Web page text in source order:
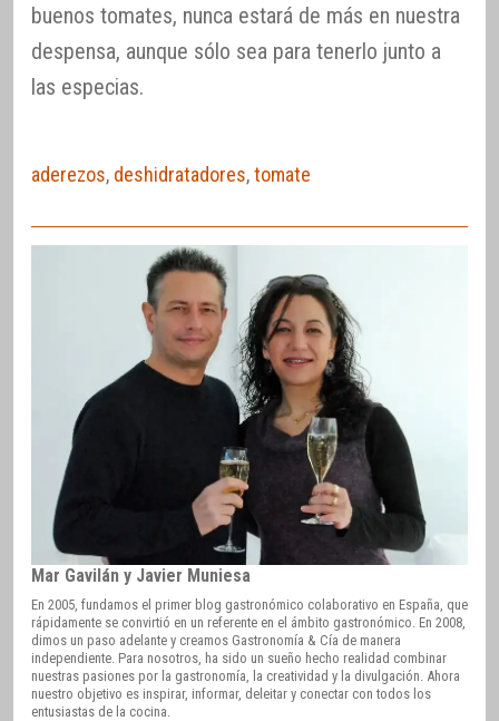
buenos tomates, nunca estará de más en nuestra
despensa, aunque sólo sea para tenerlo junto a
las especias.
aderezos, deshidratadores,tomate
Mar Gavilán y Javier Muniesa
En 2005, fundamos el primer blog gastronómico colaborativo en España, que
rápidamente se convirtió en un referente en el ámbito gastronómico. En 2008,
dimos un paso adelante y creamos Gastronomía & Cía de manera
independiente. Para nosotros, ha sido un sueño hecho realidad combinar
nuestras pasiones por la gastronomía, la creatividad y la divulgación. Ahora
nuestro objetivo es inspirar, informar, deleitar y conectar con todos los
entusiastas de la cocina.